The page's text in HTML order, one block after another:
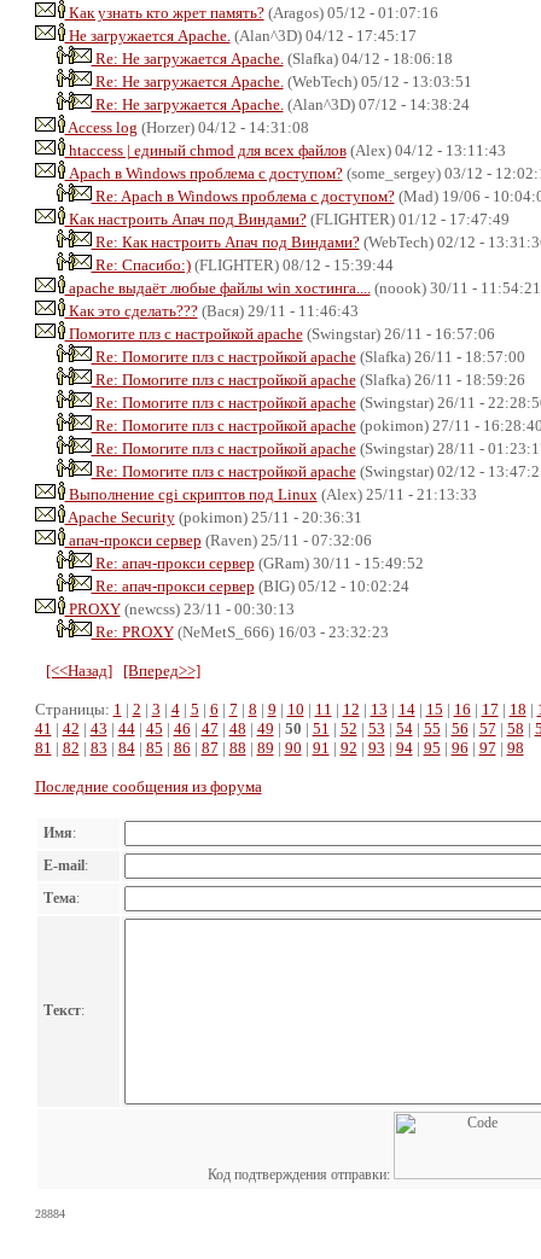
Как узнать кто жрет память?(Aragos) 05/12 - 01:07:16
Не загружается Apache. (Alan^3D) 04/12 - 17:45:17
Re: Не загружается Apache. (Slafka) 04/12 - 18:06:18
Re: Не загружается Apache. (WebTech) 05/12 - 13:03:51
Re: Не загружается Apache. (Alan^3D) 07/12 - 14:38:24
Access log (Horzer) 04/12 - 14:31:08
htaccess | единый chmod для всех файлов(Alex) 04/12 - 13:11:43
Apach в Windows проблема с доступом?(some_sergey) 03/12 -
Re: Apach в Windows проблема с доступом?(Mad) 19/06 -
Как настроить Апач под Виндами?(FLIGHTER) 01/12 - 17:47:49
Re: Как настроить Апач под Виндами?(WebTech) 02/12 -
Re: Спасибо:)(FLIGHTER) 08/12 - 15:39:44
apache выдаёт любые файлы win хостинга....
(noook) 30/11 - 11:54:21
Как это сделать???(Вася) 29/11 - 11:46:43
Помогите плз с настройкой apache(Swingstar) 26/11 - 16:57:06
Re: Помогите плз с настройкой apache(Slafka) 26/11 - 18:57:00
Re: Помогите плз с настройкой apache(Slafka) 26/11 - 18:59:26
Re: Помогите плз с настройкой apache(Swingstar) 26/11 -
Re: Помогите плз с настройкой apache(pokimon) 27/11 -
Re: Помогите плз с настройкой apache(Swingstar) 28/11 -
Re: Помогите плз с настройкой apache(Swingstar) 02/12 -
Выполнение cgi скриптов под Linux (Alex) 25/11 - 21:13:33
Apache Security(pokimon) 25/11 - 20:36:31
апач-прокси сервер (Raven) 25/11 - 07:32:06
Re: апач-прокси сервер (GRam) 30/11 - 15:49:52
Re: апач-прокси сервер (BIG) 05/12 - 10:02:24
PROXY(newcss) 23/11 - 00:30:13
Re: PROXY(NeMetS_666) 16/03 - 23:32:23
[<<Назад] [Вперед>>]
Страницы: 1 | 2 | 3 | 4| 5 | 6 | 7 | 8 | 9 | 10 | 11 | 12 | 13 | 14| 15 | 16 | 17 | 18 |
41 | 42 | 43 | 44| 45 | 46 | 47 | 48 | 49 | 50 | 51 | 52 | 53 | 54| 55 | 56 | 57 | 58 |
81 | 82 | 83 | 84| 85 | 86 | 87 | 88 | 89 | 90 | 91 | 92 | 93 | 94| 95 | 96 | 97 | 98
Последние сообщения из форума
Имя:
E-mail:
Тема:
Текст:
Код подтверждения отправки:
28884